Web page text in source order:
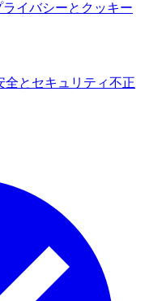
ライバシーとクッキー
全とセキュリティ不正